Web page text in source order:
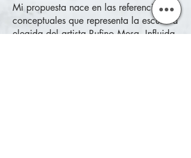
Mi propuesta nace en las referencias
conceptuales que representa la escultura
elegida del artista Rufino Mesa. Influida